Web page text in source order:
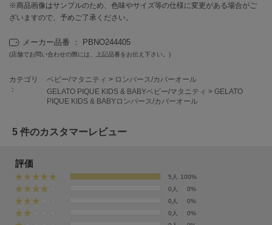
フィラ
フレイアイディー
ジェラート ピケ
GELATO PIQUE CAT&DOG
ジェラート ピケ キャットアンドドッグ
※商品画像はサンプルのため、色味やサイズ等の仕様に変更がある場合がご
ざいますので、予めご了承ください。
メーカー品番 ： PBNO244405
(店舗でお問い合わせの際には、上記品番をお伝え下さい。)
カテゴリ
：
ベビー/マタニティ > ロンパース/カバーオール
GELATO PIQUE KIDS & BABYベビー/マタニティ > GELATO
PIQUE KIDS & BABYロンパース/カバーオール
5 件のカスタマーレビュー
評価
5人
100%
0人
0%
0人
0%
0人
0%